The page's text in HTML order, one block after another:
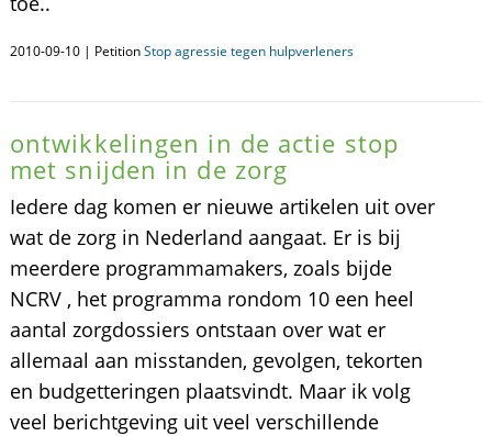
2010-09-10 | PetitionStop agressie tegen hulpverleners
ontwikkelingen in de actie stop
met snijden in de zorg
Iedere dag komen er nieuwe artikelen uit over
wat de zorg in Nederland aangaat. Er is bij
meerdere programmamakers, zoals bijde
NCRV , het programma rondom 10 een heel
aantal zorgdossiers ontstaan over wat er
allemaal aan misstanden, gevolgen, tekorten
en budgetteringen plaatsvindt. Maar ik volg
veel berichtgeving uit veel verschillende